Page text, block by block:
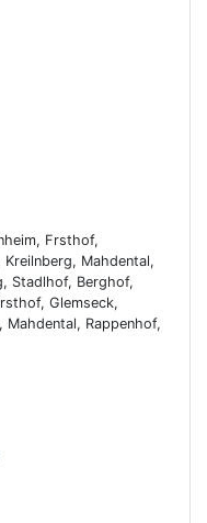
Frsthof,
Mahdental,
Stadlhof, Berghof,
Glemseck,
Mahdental, Rappenhof,